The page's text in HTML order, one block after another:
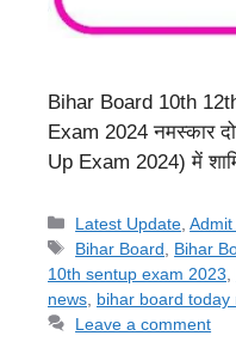
Bihar Board 10th
Exam 2024 नमस्कार
Up Exam 2024) में
Categories
Latest Update ,Admit
Tags
Bihar Board Bihar
10th sentup exam 2023
news bihar board today
Leave a comment